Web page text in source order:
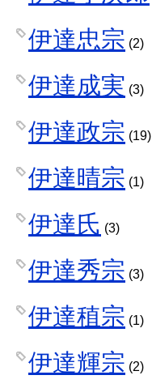
伊達忠宗 (2)
伊達成実 (3)
伊達政宗 (19)
伊達晴宗 (1)
伊達氏 (3)
伊達秀宗 (3)
伊達稙宗 (1)
伊達輝宗 (2)